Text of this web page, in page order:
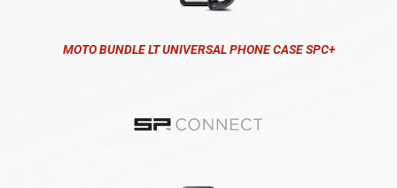
MOTO BUNDLE LT UNIVERSAL PHONE CASE SPC+